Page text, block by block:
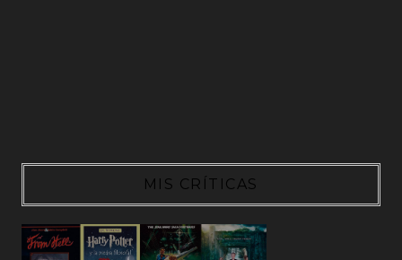
MIS CRÍTICAS